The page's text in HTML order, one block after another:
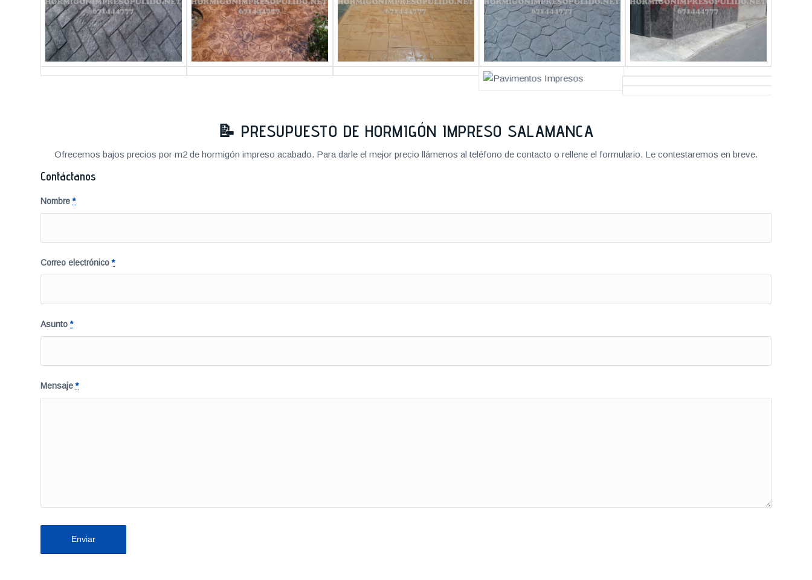
📝 PRESUPUESTO DE HORMIGÓN IMPRESO SALAMANCA
Ofrecemos bajos precios por m2 de hormigón impreso acabado. Para darle el mejor precio llámenos al teléfono de contacto o rellene el formulario. Le contestaremos en breve.
Contáctanos
Nombre*
Correo electrónico*
Asunto*
Mensaje*